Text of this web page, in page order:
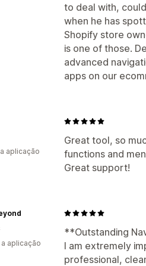
to deal with,
when he has
Shopify store
is one of those.
advanced
apps on our
Great tool, so
functions and
Great support!
aplicação
**Outstanding
I am extremely
professional,
aplicação